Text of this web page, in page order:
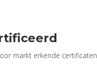
markt erkende certificaten